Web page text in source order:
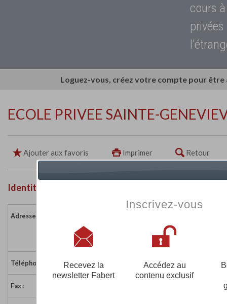
cours
Loguez-vous, créez votre compte pour
ECOLE PRIVEE SAINTE-
Ajouter aux favoris Imprimer Retour
Identité de l'établissement
Adresse :
36400 LA CHATRE
Téléphone : 02 54 48 01 12
Fax :
Inscrivez-vous
Recevez la
newsletter Fabert
Accédez au
contenu exclusif